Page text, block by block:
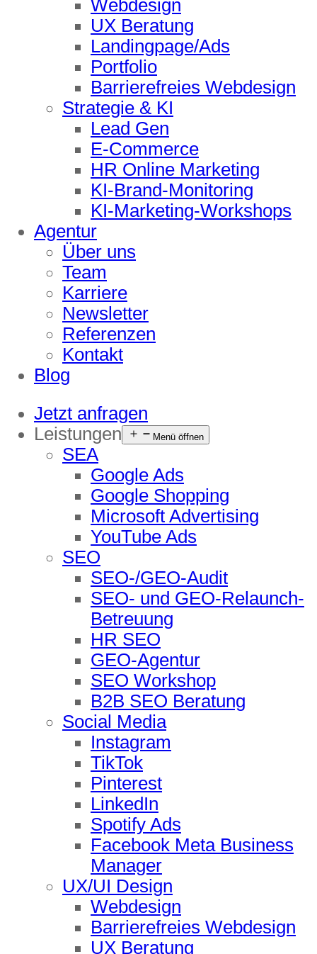
Webdesign
UX Beratung
Landingpage/Ads
Portfolio
Barrierefreies Webdesign
Strategie & KI
Lead Gen
E-Commerce
HR Online Marketing
KI-Brand-Monitoring
KI-Marketing-Workshops
Agentur
Über uns
Team
Karriere
Newsletter
Referenzen
Kontakt
Blog
Jetzt anfragen
Leistungen
Menü öffnen
SEA
Google Ads
Google Shopping
Microsoft Advertising
YouTube Ads
SEO
SEO-/GEO-Audit
SEO- und GEO-Relaunch-
Betreuung
HR SEO
GEO-Agentur
SEO Workshop
B2B SEO Beratung
Social Media
Instagram
TikTok
Pinterest
LinkedIn
Spotify Ads
Facebook Meta Business
Manager
UX/UI Design
Webdesign
Barrierefreies Webdesign
UX Beratung